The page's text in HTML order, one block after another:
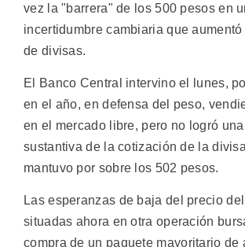
vez la "barrera" de los 500 pesos en
incertidumbre cambiaria que
de divisas.
El Banco Central intervino el lunes,
en el año, en defensa del peso,
en el mercado libre, pero no logró
sustantiva de la cotización de la
mantuvo por sobre los 502 pesos.
Las esperanzas de baja del precio
situadas ahora en otra operación
compra de un paquete mayoritario de